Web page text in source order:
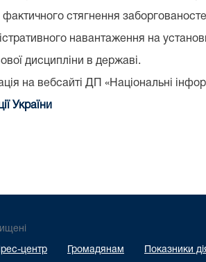
стягнення
навантаження на
дисципліни в державі.
на вебсайті ДП «Національні
України
центр Громадянам Показники